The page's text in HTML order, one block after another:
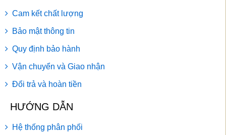
Cam kết chất lượng
Bảo mật thông tin
Quy định bảo hành
Vận chuyển và Giao nhận
Đổi trả và hoàn tiền
HƯỚNG DẪN
Hệ thống phân phối